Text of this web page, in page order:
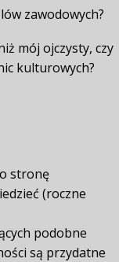
zawodowych?
mój ojczysty, czy
kulturowych?
stronę
(roczne
podobne
są przydatne